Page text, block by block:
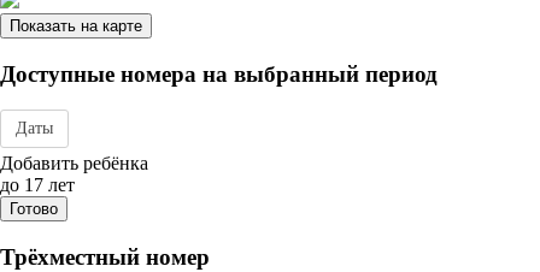
Показать на карте
Доступные номера на выбранный период
Даты
Дата заезда - отъезда
Добавить ребёнка
до 17 лет
Готово
Трёхместный номер